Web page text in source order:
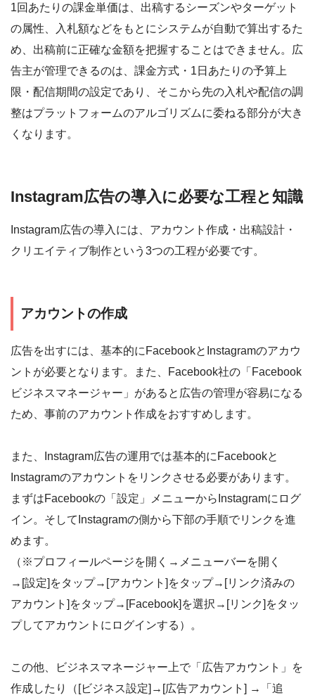
1回あたりの課金単価は、出稿するシーズンやターゲット
の属性、入札額などをもとにシステムが自動で算出するた
め、出稿前に正確な金額を把握することはできません。広
告主が管理できるのは、課金方式・1日あたりの予算上
限・配信期間の設定であり、そこから先の入札や配信の調
整はプラットフォームのアルゴリズムに委ねる部分が大き
くなります。
Instagram広告の導入に必要な工程と知識
Instagram広告の導入には、アカウント作成・出稿設計・
クリエイティブ制作という3つの工程が必要です。
アカウントの作成
広告を出すには、基本的にFacebookとInstagramのアカウ
ントが必要となります。また、Facebook社の「Facebook
ビジネスマネージャー」があると広告の管理が容易になる
ため、事前のアカウント作成をおすすめします。
また、Instagram広告の運用では基本的にFacebookと
Instagramのアカウントをリンクさせる必要があります。
まずはFacebookの「設定」メニューからInstagramにログ
イン。そしてInstagramの側から下部の手順でリンクを進
めます。
（※プロフィールページを開く→メニューバーを開く
→[設定]をタップ→[アカウント]をタップ→[リンク済みの
アカウント]をタップ→[Facebook]を選択→[リンク]をタッ
プしてアカウントにログインする）。
この他、ビジネスマネージャー上で「広告アカウント」を
作成したり（[ビジネス設定]→[広告アカウント] →「追